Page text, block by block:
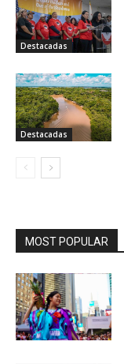
Destacadas
Destacadas
MOST POPULAR